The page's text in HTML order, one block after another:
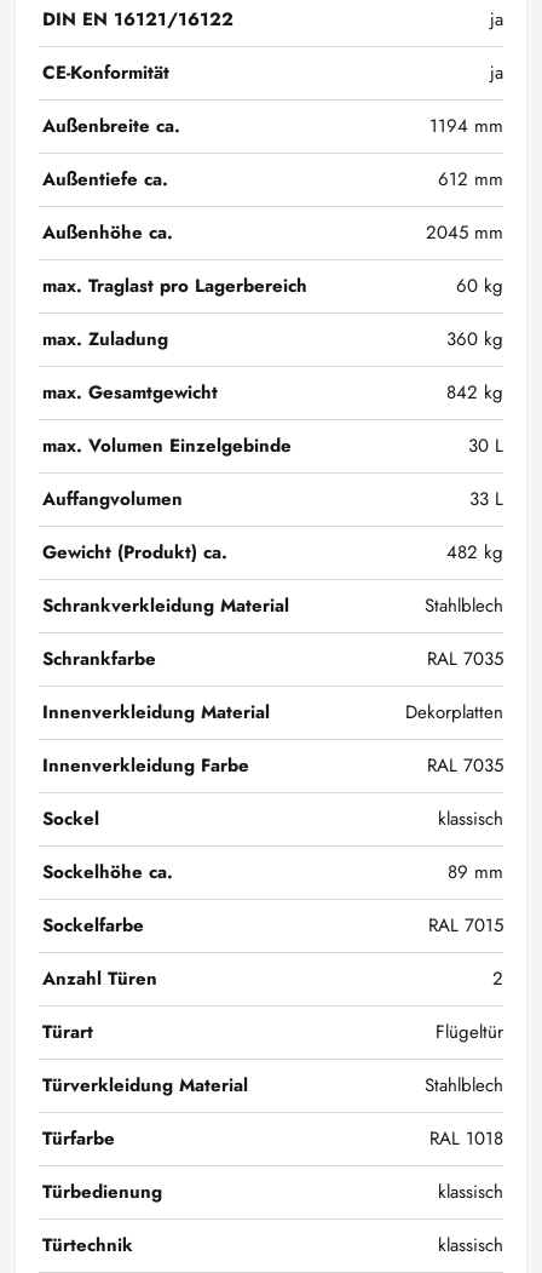
DIN EN 16121/16122
ja
CE-Konformität
ja
Außenbreite ca.
1194 mm
Außentiefe ca.
612 mm
Außenhöhe ca.
2045 mm
max. Traglast pro Lagerbereich
60 kg
max. Zuladung
360 kg
max. Gesamtgewicht
842 kg
max. Volumen Einzelgebinde
30 L
Auffangvolumen
33 L
Gewicht (Produkt) ca.
482 kg
Schrankverkleidung Material
Stahlblech
Schrankfarbe
RAL 7035
Innenverkleidung Material
Dekorplatten
Innenverkleidung Farbe
RAL 7035
Sockel
klassisch
Sockelhöhe ca.
89 mm
Sockelfarbe
RAL 7015
Anzahl Türen
2
Türart
Flügeltür
Türverkleidung Material
Stahlblech
Türfarbe
RAL 1018
Türbedienung
klassisch
Türtechnik
klassisch